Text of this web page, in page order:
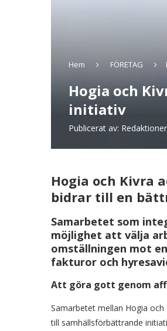
Hem FÖRETAG
Hogia och
initiativ
Publicerat av:
Hogia och Kivra
bidrar till en
Samarbetet som
möjlighet att välja
omställningen mot
fakturor och
Att göra gott genom
Samarbetet mellan Hogia
till samhällsförbättrande